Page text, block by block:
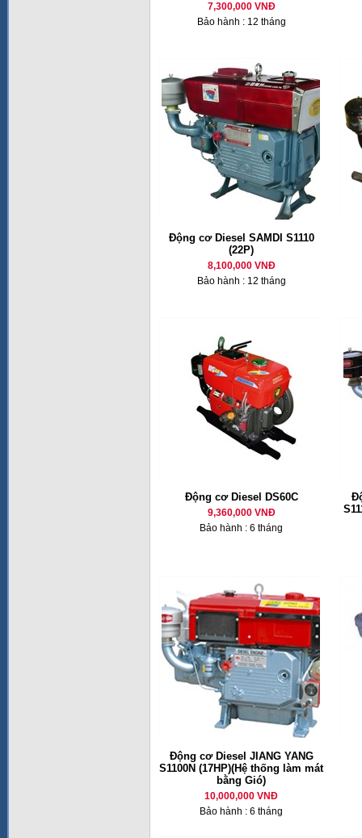
7,300,000 VNĐ
Bảo hành : 12 tháng
Động cơ Diesel SAMDI S1110
(22P)
8,100,000 VNĐ
Bảo hành : 12 tháng
Động cơ Diesel DS60C
9,360,000 VNĐ
Bảo hành : 6 tháng
Động cơ Diesel JIANG YANG
S1100N (17HP)(Hệ thống làm mát
bằng Gió)
10,000,000 VNĐ
Bảo hành : 6 tháng